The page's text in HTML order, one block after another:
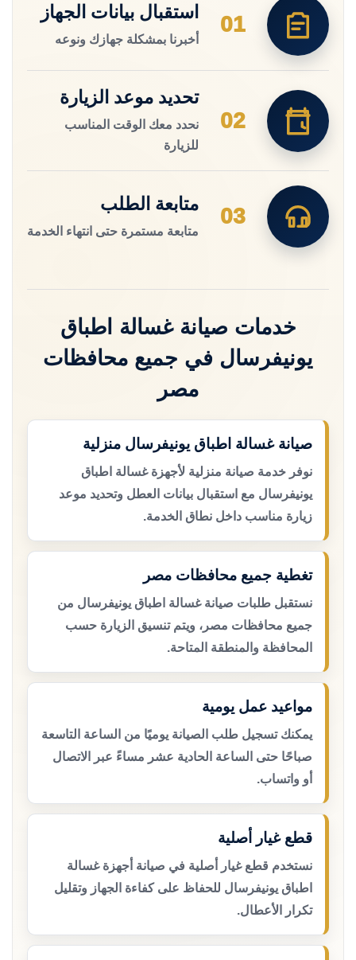
01
استقبال بيانات الجهاز
أخبرنا بمشكلة جهازك ونوعه
02
تحديد موعد الزيارة
نحدد معك الوقت المناسب
للزيارة
03
متابعة الطلب
متابعة مستمرة حتى انتهاء الخدمة
خدمات صيانة غسالة اطباق
يونيفرسال في جميع محافظات
مصر
صيانة غسالة اطباق يونيفرسال منزلية
نوفر خدمة صيانة منزلية لأجهزة غسالة اطباق
يونيفرسال مع استقبال بيانات العطل وتحديد موعد
زيارة مناسب داخل نطاق الخدمة.
تغطية جميع محافظات مصر
نستقبل طلبات صيانة غسالة اطباق يونيفرسال من
جميع محافظات مصر، ويتم تنسيق الزيارة حسب
المحافظة والمنطقة المتاحة.
مواعيد عمل يومية
يمكنك تسجيل طلب الصيانة يوميًا من الساعة التاسعة
صباحًا حتى الساعة الحادية عشر مساءً عبر الاتصال
أو واتساب.
قطع غيار أصلية
نستخدم قطع غيار أصلية في صيانة أجهزة غسالة
اطباق يونيفرسال للحفاظ على كفاءة الجهاز وتقليل
تكرار الأعطال.